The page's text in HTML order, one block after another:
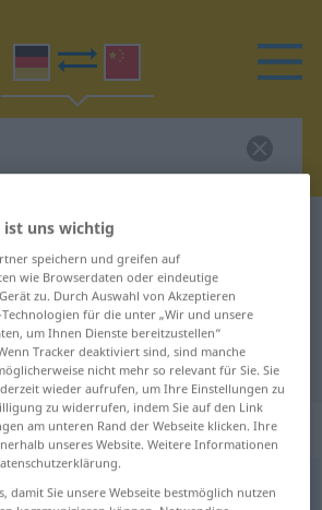
Wörterbuch
Übersetzung
Übersetzung
: Femininum
ist uns wichtig
speichern und greifen auf
wie Browserdaten oder eindeutige
zu. Durch Auswahl von Akzeptieren
für die unter „Wir und unsere
um Ihnen Dienste bereitzustellen“
Tracker deaktiviert sind, sind manche
nicht mehr so relevant für Sie. Sie
wieder aufrufen, um Ihre Einstellungen zu
zu widerrufen, indem Sie auf den Link
am unteren Rand der Webseite klicken. Ihre
unseres Website. Weitere Informationen
damit Sie unsere Webseite bestmöglich nutzen